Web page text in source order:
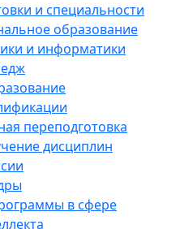
и специальности
образование
и информатики
переподготовка
дисциплин
в сфере